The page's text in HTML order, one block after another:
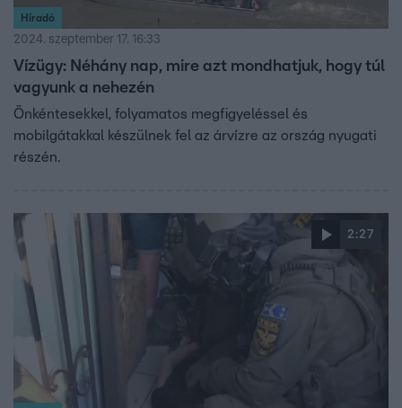
Híradó
2024. szeptember 17. 16:33
Vízügy: Néhány nap, mire azt mondhatjuk, hogy túl
vagyunk a nehezén
Önkéntesekkel, folyamatos megfigyeléssel és
mobilgátakkal készülnek fel az árvízre az ország nyugati
részén.
2:27